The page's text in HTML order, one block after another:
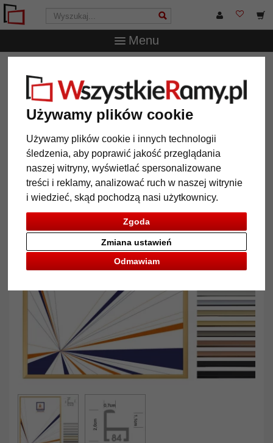
Używamy plików cookie
Używamy plików cookie i innych technologii
śledzenia, aby poprawić jakość przeglądania
naszej witryny, wyświetlać spersonalizowane
treści i reklamy, analizować ruch w naszej witrynie
i wiedzieć, skąd pochodzą nasi użytkownicy.
Zgoda
Odmawiam
Zmiana ustawień
Menu
obrazów Carlos
Aluminiowe ramy do obrazów
Carlos
Powrót